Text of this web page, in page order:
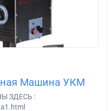
Машина УКМ
ЗДЕСЬ :